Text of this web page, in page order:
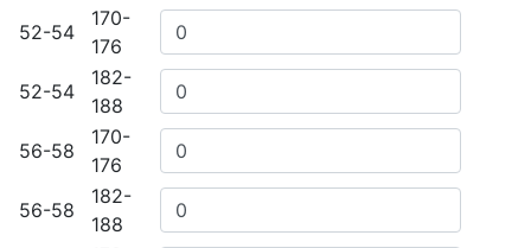
52-54
170-
176
52-54
182-
188
56-58
170-
176
56-58
182-
188